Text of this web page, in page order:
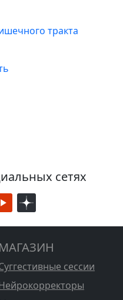
тракта
сетях
МАГАЗИН
сессии